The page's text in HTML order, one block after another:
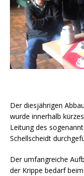
Der diesjährigen
wurde innerhalb
Leitung des
Schellscheidt
Der umfangreiche
der Krippe bedarf